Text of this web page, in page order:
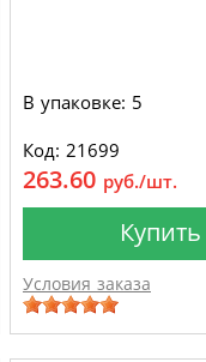
В упаковке: 5
Код: 21699
263.60 руб./шт.
Купить
Условия заказа